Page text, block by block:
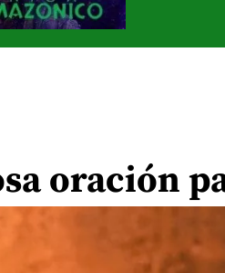
oración